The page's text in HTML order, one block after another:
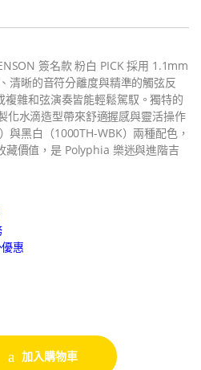
簽名款 粉白 PICK 採用 1.1mm
清晰的音符分離度與精準的觸弦反
雜和弦演奏皆能輕鬆駕馭。獨特的
水滴造型帶來舒適握感與靈活操作
與黑白（1000TH-WBK）兩種配色，
藏價值，是 Polyphia 樂迷與進階吉
惠
加入購物車